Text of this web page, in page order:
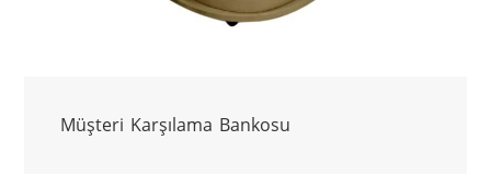
Müşteri Karşılama Bankosu